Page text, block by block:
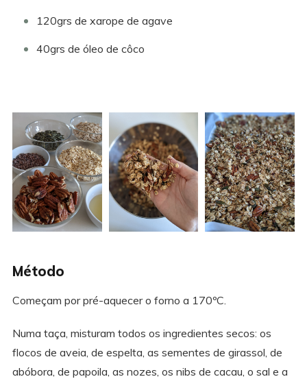
120grs de xarope de agave
40grs de óleo de côco
Método
Começam por pré-aquecer o forno a 170ºC.
Numa taça, misturam todos os ingredientes secos: os
flocos de aveia, de espelta, as sementes de girassol, de
abóbora, de papoila, as nozes, os nibs de cacau, o sal e a